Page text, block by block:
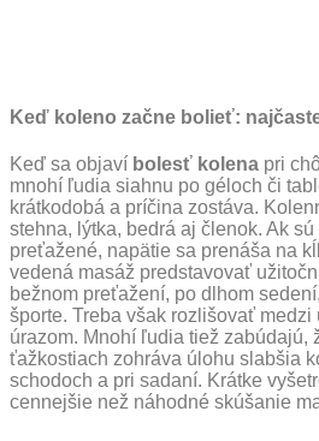
Keď koleno začne bolieť:
Keď sa objaví bolesť kolena pri
mnohí ľudia siahnu po géloch či
krátkodobá a príčina zostáva.
stehna, lýtka, bedrá aj členok. Ak
preťažené, napätie sa prenáša na
vedená masáž predstavovať
bežnom preťažení, po dlhom
športe. Treba však rozlišovať medzi
úrazom. Mnohí ľudia tiež zabúdajú,
ťažkostiach zohráva úlohu slabšia
schodoch a pri sadaní. Krátke
cennejšie než náhodné skúšanie